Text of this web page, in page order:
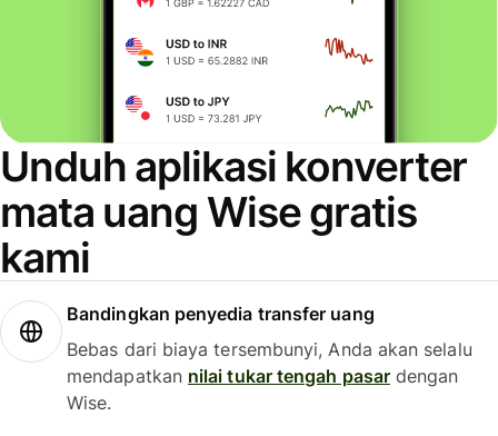
Unduh aplikasi konverter
mata uang Wise gratis
kami
Bandingkan penyedia transfer uang
Bebas dari biaya tersembunyi, Anda akan selalu
mendapatkan nilai tukar tengah pasardengan
Wise.